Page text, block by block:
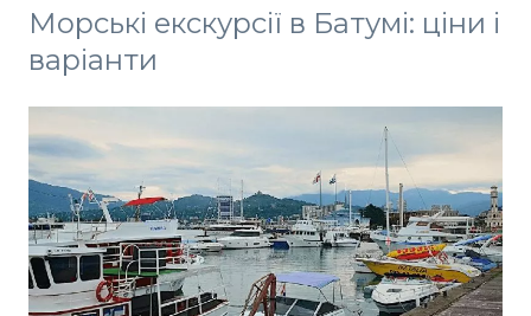
Морські екскурсії в Батумі: ціни і
варіанти